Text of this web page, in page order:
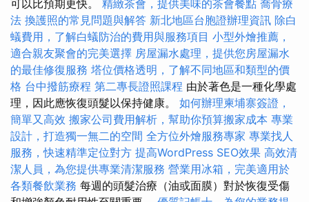
可以比預期更快。 精緻茶會，提供美味的茶會餐點 喬骨療
法 換護照的常見問題與解答 新北地區台胞證辦理資訊 除白
蟻費用，了解白蟻防治的費用與服務項目 小型外燴推薦，
適合親友聚會的完美選擇 房屋漏水處理，提供您房屋漏水
的最佳修復服務 塔位價格透明，了解不同地區和類型的價
格 台中撥筋療程 第二專長證照課程 由於著色是一種化學處
理，因此應恢復頭髮以保持健康。 如何辦理柬埔寨簽證，
簡單又高效 搬家公司費用解析，幫助你預算搬家成本 專業
設計，打造獨一無二的空間 全方位外燴服務專家 專業找人
服務，快速精準定位對方 提高WordPress SEO效果 高效清
潔人員，為您提供專業清潔服務 營業用冰箱，完美適用於
各類餐飲業務 每週的頭髮治療（油或面膜）對於恢復受傷